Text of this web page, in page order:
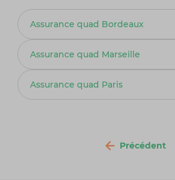
Assurance quad Bordeaux
Assurance quad Marseille
Assurance quad Paris
Précédent